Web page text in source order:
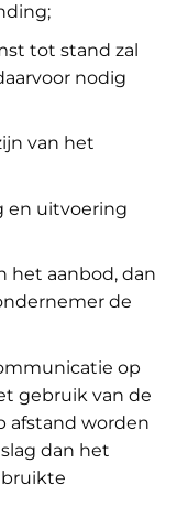
tot stand zal
nodig
van het
en uitvoering
het aanbod, dan
de
op
gebruik van de
afstand worden
dan het